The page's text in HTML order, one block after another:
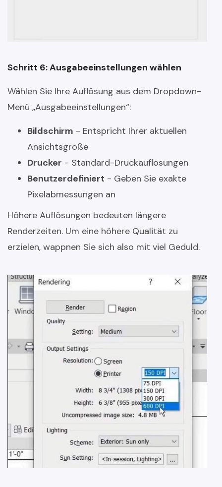
Schritt 6: Ausgabeeinstellungen wählen
Wählen Sie Ihre Auflösung aus dem Dropdown-
Menü „Ausgabeeinstellungen“:
Bildschirm - Entspricht Ihrer aktuellen
Ansichtsgröße
Drucker - Standard-Druckauflösungen
Benutzerdefiniert - Geben Sie exakte
Pixelabmessungen an
Höhere Auflösungen bedeuten längere
Renderzeiten. Um eine höhere Qualität zu
erzielen, wappnen Sie sich also mit viel Geduld.